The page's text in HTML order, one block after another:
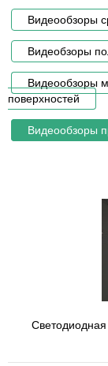
Видеообзоры
Видеобзоры
Видеообзоры
поверхностей
Видеообзоры